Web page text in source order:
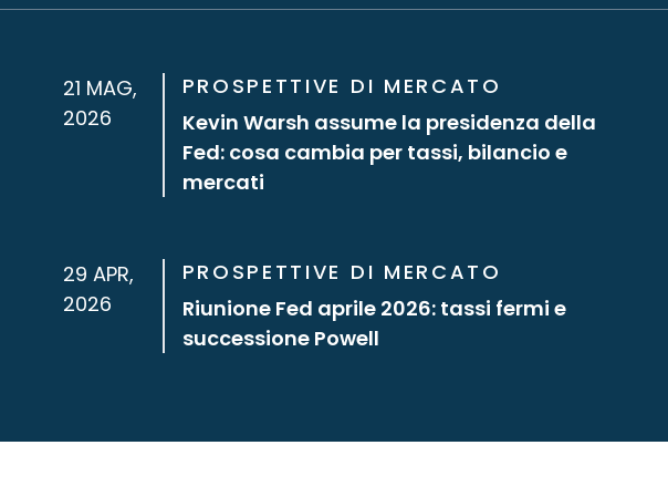
21 MAG,
2026
PROSPETTIVE DI MERCATO
Kevin Warsh assume la presidenza della
Fed: cosa cambia per tassi, bilancio e
mercati
29 APR,
2026
PROSPETTIVE DI MERCATO
Riunione Fed aprile 2026: tassi fermi e
successione Powell